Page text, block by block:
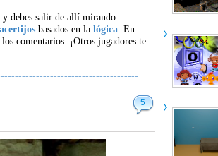
y debes salir de allí mirando
acertijos basados en lalógica. En
comentarios. ¡Otros jugadores te
5